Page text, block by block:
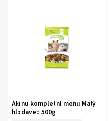
Alphabetisch
Akinu kompletní menu Malý
hlodavec 500g